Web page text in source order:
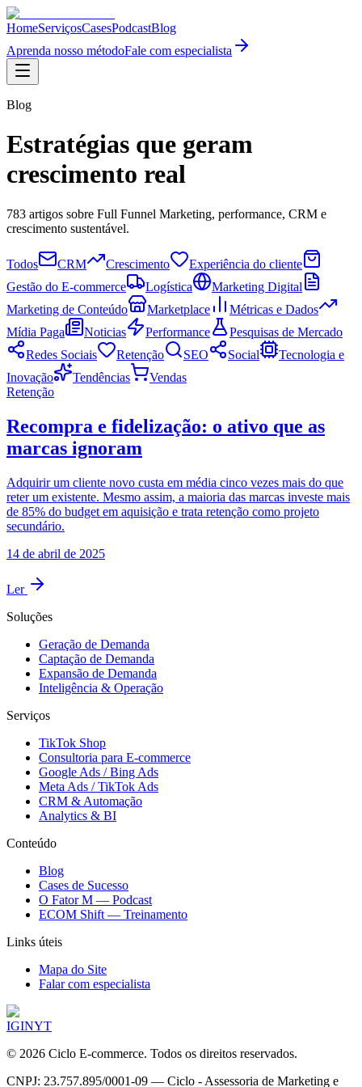
HomeServiçosCasesPodcastBlog
Aprenda nosso métodoFale com especialista
Blog
Estratégias que geram
crescimento real
783 artigos sobre Full Funnel Marketing, performance, CRM e
crescimento sustentável.
Todos CRM Crescimento
Experiência do cliente
Gestão do E-commerce
Logística
Marketing Digital
Marketing de Conteúdo
Marketplace
Métricas e Dados
Mídia Paga
Noticias Performance
Pesquisas de Mercado
Redes Sociais
Retenção SEO Social
Tecnologia e
Inovação
Tendências
Vendas
Retenção
Recompra e fidelização: o ativo que as
marcas ignoram
Adquirir um cliente novo custa em média cinco vezes mais do que
reter um existente. Mesmo assim, a maioria das marcas investe mais
de 85% do budget em aquisição e trata retenção como projeto
secundário.
14 de abril de 2025
Ler
Soluções
Geração de Demanda
Captação de Demanda
Expansão de Demanda
Inteligência & Operação
Serviços
TikTok Shop
Consultoria para E-commerce
Google Ads / Bing Ads
Meta Ads / TikTok Ads
CRM & Automação
Analytics & BI
Conteúdo
Blog
Cases de Sucesso
O Fator M — Podcast
ECOM Shift — Treinamento
Links úteis
Mapa do Site
Falar com especialista
IGINYT
© 2026 Ciclo E-commerce. Todos os direitos reservados.
CNPJ: 23.757.895/0001-09 — Ciclo - Assessoria de Marketing e